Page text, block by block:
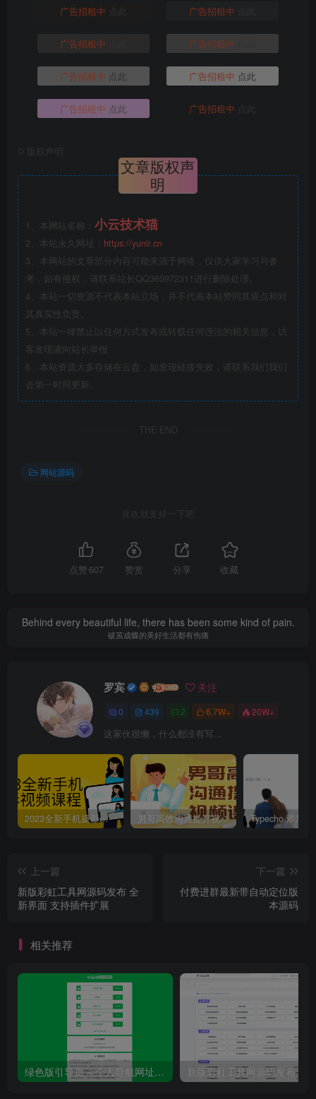
广告招租中 广告招租中
广告招租中 广告招租中
广告招租中 点此 广告招租中 点此
广告招租中 点此 广告招租中
版权声明
文章版权声
明
1、本网站名称： 小云技术猫
2、本站永久网址： https://yunir.cn
3、本网站的文章部分内容可能来源于网络，仅供大家学习与参
考，如有侵权，请联系站长QQ360972311进行删除处理。
4、本站一切资源不代表本站立场，并不代表本站赞同其观点和对
其真实性负责。
5、本站一律禁止以任何方式发布或转载任何违法的相关信息，访
客发现请向站长举报
6、本站资源大多存储在云盘，如发现链接失效，请联系我们我们
会第一时间更新。
THE END
网站源码
喜欢就支持一下吧
点赞 607 赞赏 分享 收藏
Behind every beautiful life, there has been some kind of pain.
破茧成蝶的美好生活都有伤痛
罗宾 关注
0 439 2 6.7W+ 20W+
这家伙很懒，什么都没有写...
2023全新手机摄影视频课程 男哥高效沟通提升视频课程
上一篇
新版彩虹工具网源码发布 全
新界面 支持插件扩展
下一篇
付费进群最新带自动定位版
本源码
相关推荐
绿色版引导页 – 个人导航网址发布页